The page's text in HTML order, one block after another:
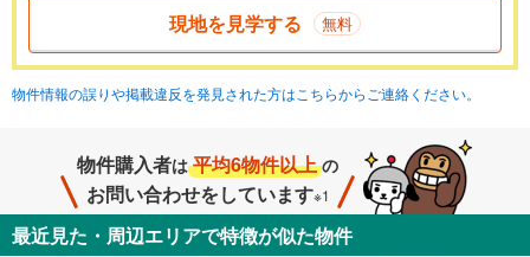
現地を見学する 無料
物件情報の誤りや掲載違反を発見された方はこちらからご連絡ください。
物件購入者は 平均6物件以上 の
お問い合わせをしています※1
最近見た・周辺エリアで特徴が似た物件